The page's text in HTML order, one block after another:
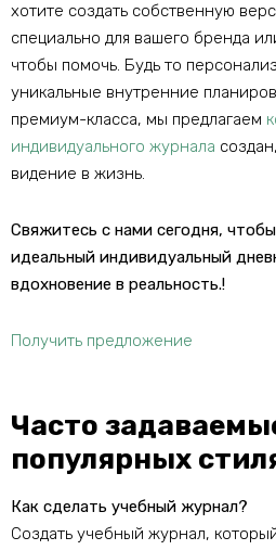
хотите создать собственную
специально для вашего бренда
чтобы помочь. Будь то
уникальные внутренние
премиум-класса, мы предлагаем
индивидуального журнала
видение в жизнь.
Свяжитесь с нами сегодня,
идеальный индивидуальный
вдохновение в реальность.!
Получить предложение
Часто
популярных
Как сделать учебный журнал?
Создать учебный журнал,